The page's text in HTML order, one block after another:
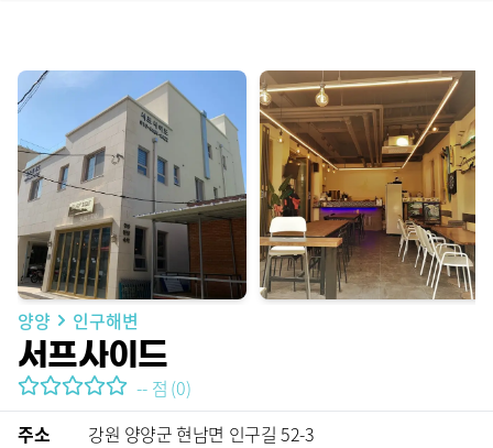
양양 인구해변
서프사이드
-- 점 (0)
주소
강원 양양군 현남면 인구길 52-3